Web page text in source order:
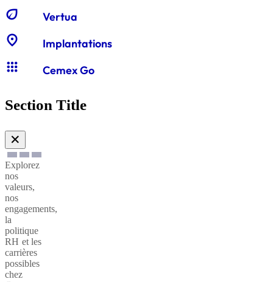
eco Vertua
location_on Implantations
apps Cemex Go
Section Title
✕
Explorez
nos
valeurs,
nos
engagements,
la
politique
RH et les
carrières
possibles
chez